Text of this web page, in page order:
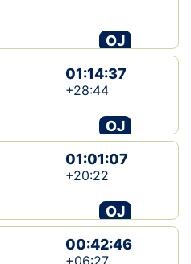
OJ
01:14:37
+28:44
OJ
01:01:07
+20:22
OJ
00:42:46
+06:27